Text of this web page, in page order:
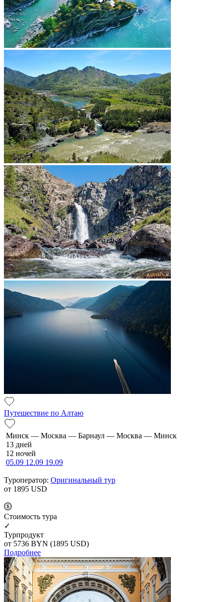
Путешествие по Алтаю
Минск — Москва — Барнаул — Москва — Минск
13 дней
12 ночей
05.09 12.09 19.09
Туроператор: Оригинальный тур
от 1895 USD
Cтоимость тура
✓
Турпродукт
от 5736 BYN (1895 USD)
Подробнее